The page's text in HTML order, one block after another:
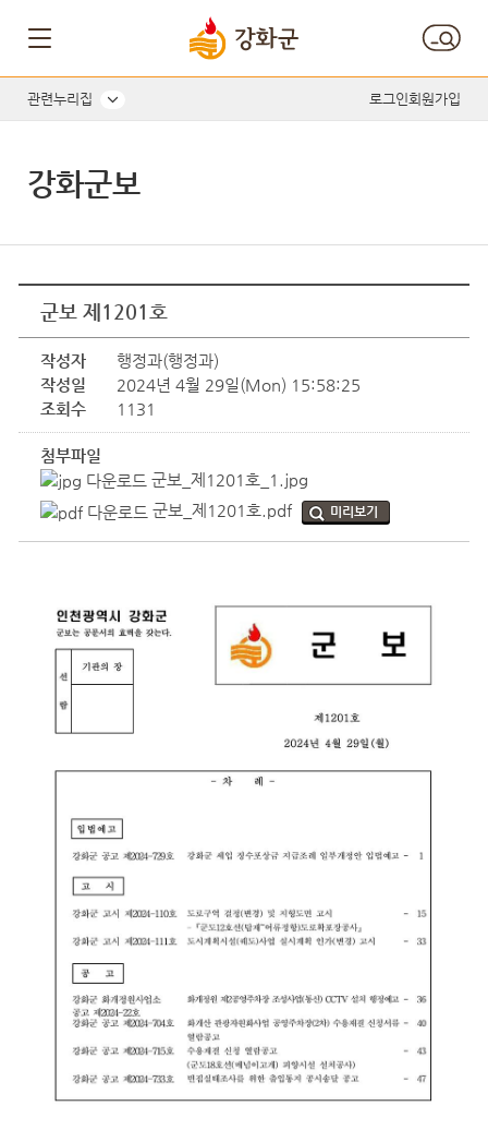
관련누리집 로그인회원가입
강화군보
군보 제1201호
작성자
행정과(행정과)
작성일
2024년 4월 29일(Mon) 15:58:25
조회수
1131
첨부파일
군보_제1201호_1.jpg
군보_제1201호.pdf
미리보기